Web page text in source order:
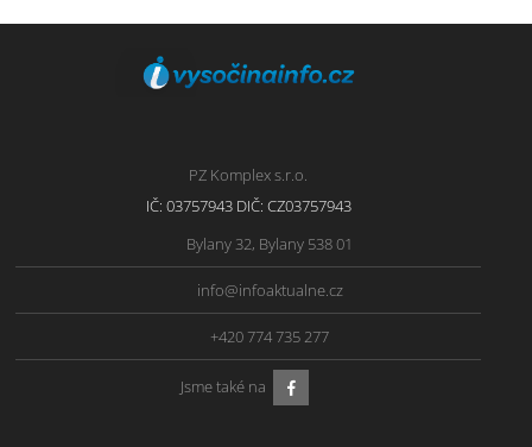
PZ Komplex s.r.o.
IČ: 03757943 DIČ: CZ03757943
Bylany 32, Bylany 538 01
info@infoaktualne.cz
+420 774 735 277
Jsme také na